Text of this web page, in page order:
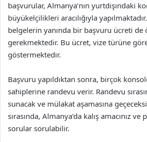
başvurular, Almanya’nın yurtdışındaki
büyükelçilikleri aracılığıyla
belgelerin yanında bir başvuru ücreti de
gerekmektedir. Bu ücret, vize türüne
göstermektedir.
Başvuru yapıldıktan sonra, birçok
sahiplerine randevu verir. Randevu
sunacak ve mülakat aşamasına
sırasında, Almanya’da kalış amacınız ve
sorular sorulabilir.